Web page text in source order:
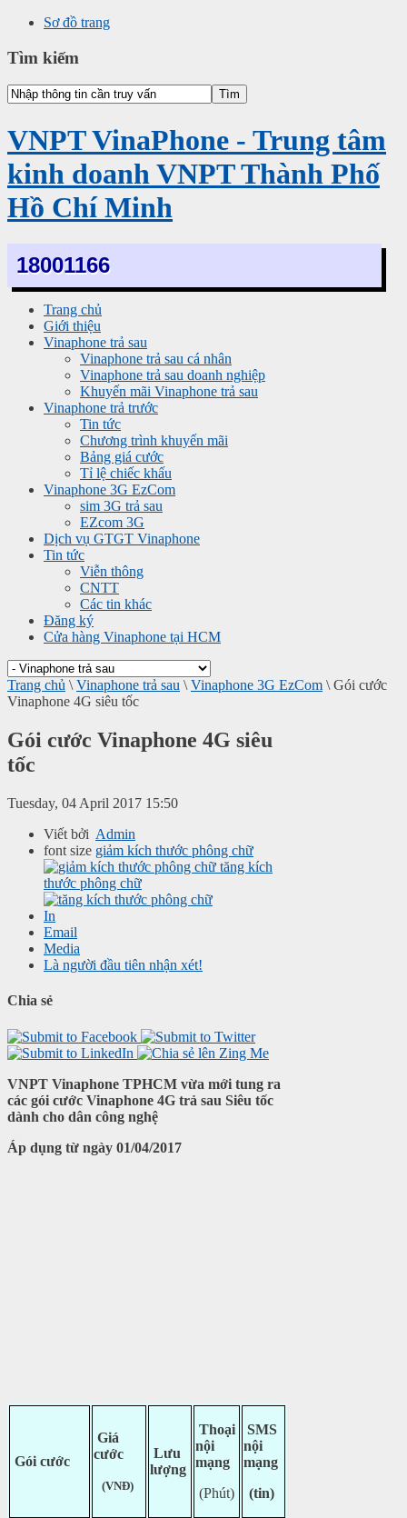
Sơ đồ trang
Tìm kiếm
VNPT VinaPhone - Trung tâm
kinh doanh VNPT Thành Phố
Hồ Chí Minh
18001166
Trang chủ
Giới thiệu
Vinaphone trả sau
Vinaphone trả sau cá nhân
Vinaphone trả sau doanh nghiệp
Khuyến mãi Vinaphone trả sau
Vinaphone trả trước
Tin tức
Chương trình khuyến mãi
Bảng giá cước
Tỉ lệ chiếc khấu
Vinaphone 3G EzCom
sim 3G trả sau
EZcom 3G
Dịch vụ GTGT Vinaphone
Tin tức
Viễn thông
CNTT
Các tin khác
Đăng ký
Cửa hàng Vinaphone tại HCM
Trang chủ \ Vinaphone trả sau \ Vinaphone 3G EzCom \ Gói cước
Vinaphone 4G siêu tốc
Gói cước Vinaphone 4G siêu
tốc
Tuesday, 04 April 2017 15:50
Viết bởi Admin
font size giảm kích thước phông chữ
tăng kích
thước phông chữ
In
Email
Media
Là người đầu tiên nhận xét!
Chia sẻ
VNPT Vinaphone TPHCM vừa mới tung ra
các gói cước Vinaphone 4G trả sau Siêu tốc
dành cho dân công nghệ
Áp dụng từ ngày 01/04/2017
Gói cước
Giá
cước
(VNĐ)
Lưu
lượng
Thoại
nội
mạng
(Phút)
SMS
nội
mạng
(tin)